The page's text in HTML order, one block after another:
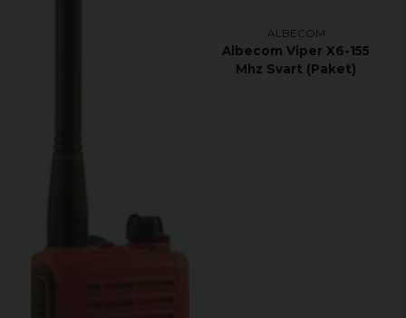
ALBECOM
Albecom Viper X6-155
Mhz Svart (Paket)